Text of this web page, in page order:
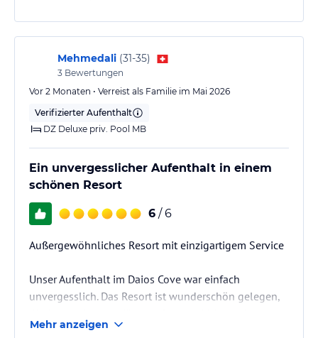
Mehmedali (31-35)
3 Bewertungen
Vor 2 Monaten • Verreist als Familie im Mai 2026
Verifizierter Aufenthalt
DZ Deluxe priv. Pool MB
Ein unvergesslicher Aufenthalt in einem
schönen Resort
6 / 6
Außergewöhnliches Resort mit einzigartigem Service
Unser Aufenthalt im Daios Cove war einfach
unvergesslich. Das Resort ist wunderschön gelegen,
traumhaften Ausblick auf das Meer. Doch das, was
Mehr anzeigen